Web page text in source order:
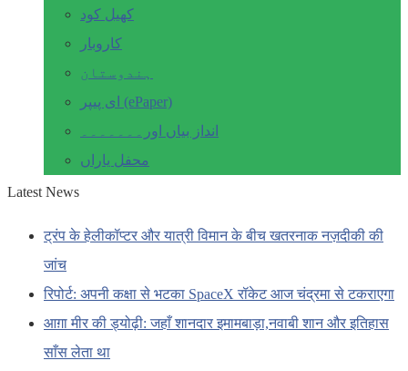
کھیل کود
کاروبار
ہندوستان
ای پیپر (ePaper)
انداز بیاں اور۔۔۔۔۔۔۔
محفل یاراں
Latest News
ट्रंप के हेलीकॉप्टर और यात्री विमान के बीच खतरनाक नज़दीकी की
जांच
रिपोर्ट: अपनी कक्षा से भटका SpaceX रॉकेट आज चंद्रमा से टकराएगा
आग़ा मीर की ड्योढ़ी: जहाँ शानदार इमामबाड़ा,नवाबी शान और इतिहास
साँस लेता था